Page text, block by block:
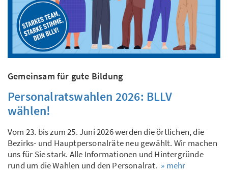
Gemeinsam für gute Bildung
Personalratswahlen 2026: BLLV
wählen!
Vom 23. bis zum 25. Juni 2026 werden die örtlichen, die
Bezirks- und Hauptpersonalräte neu gewählt. Wir machen
uns für Sie stark. Alle Informationen und Hintergründe
rund um die Wahlen und den Personalrat. » mehr